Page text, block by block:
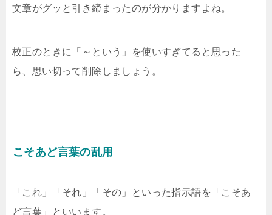
文章がグッと引き締まったのが分かりますよね。
校正のときに「～という」を使いすぎてると思った
ら、思い切って削除しましょう。
こそあど言葉の乱用
「これ」「それ」「その」といった指示語を「こそあ
ど言葉」といいます。